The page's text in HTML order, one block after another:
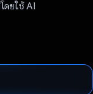
ดยใช้ AI